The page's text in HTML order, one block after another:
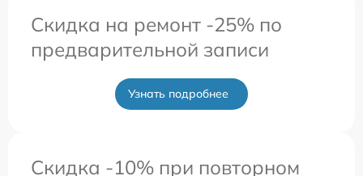
Скидка на ремонт -25% по
предварительной записи
Узнать подробнее
Скидка -10% при повторном